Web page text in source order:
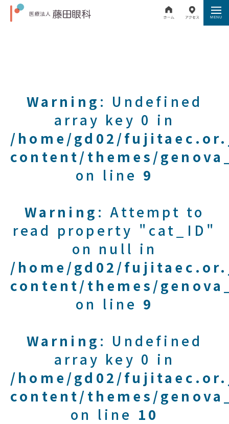
Warning : Undefined
array key 0 in
/home/gd02/
content/themes/
on line 9
Warning : Attempt to
read property "cat_ID"
on null in
/home/gd02/
content/themes/
on line 9
Warning : Undefined
array key 0 in
/home/gd02/
content/themes/
on line 10